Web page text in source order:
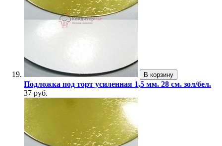
В корзину
Подложка под торт усиленная 1,5 мм. 28 см. зол/бел.
37 руб.